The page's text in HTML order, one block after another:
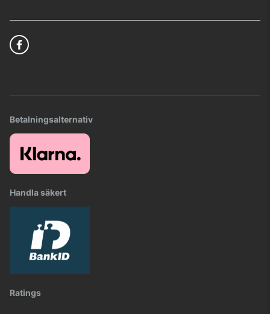
Betalningsalternativ
Handla säkert
Ratings